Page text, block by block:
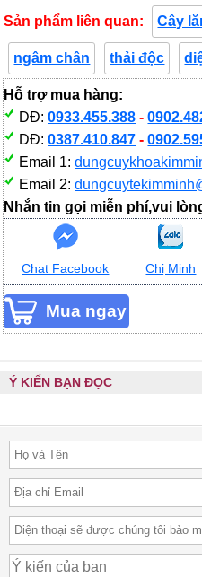
Sản phẩm liên quan: Cây
ngâm chân thải độc
Hỗ trợ mua hàng:
DĐ:0933.455.388 -
DĐ:0387.410.847 -
Email 1:
Email 2:
Nhắn tin gọi miễn phí,vui
Chat Facebook Chị Minh
Ý KIẾN BẠN ĐỌC